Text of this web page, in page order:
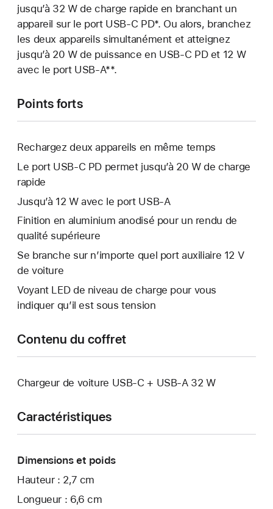
jusqu’à 32 W de charge rapide en branchant un
appareil sur le port USB-C PD*. Ou alors, branchez
les deux appareils simultanément et atteignez
jusqu’à 20 W de puissance en USB-C PD et 12 W
avec le port USB-A**.
Points forts
Rechargez deux appareils en même temps
Le port USB-C PD permet jusqu’à 20 W de charge
rapide
Jusqu’à 12 W avec le port USB-A
Finition en aluminium anodisé pour un rendu de
qualité supérieure
Se branche sur n’importe quel port auxiliaire 12 V
de voiture
Voyant LED de niveau de charge pour vous
indiquer qu’il est sous tension
Contenu du coffret
Chargeur de voiture USB-C + USB-A 32 W
Caractéristiques
Dimensions et poids
Hauteur : 2,7 cm
Longueur : 6,6 cm